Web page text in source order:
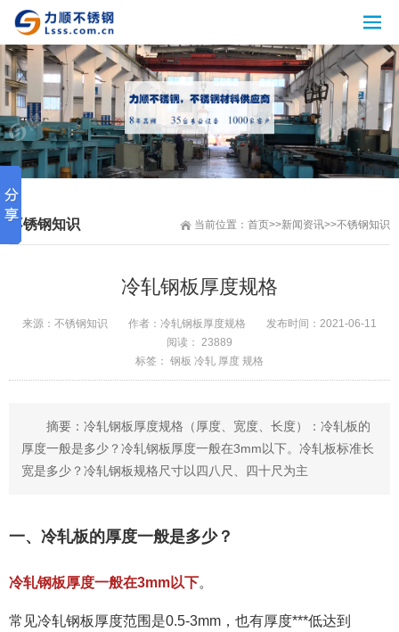
当前位置： 首页>>新闻资讯>>不锈钢知识
不锈钢知识
冷轧钢板厚度规格
来源： 不锈钢知识 作者： 冷轧钢板厚度规格 发布时间： 2021-06-11
阅读： 23889
标签： 钢板 冷轧 厚度 规格
摘要：冷轧钢板厚度规格（厚度、宽度、长度）：冷轧板的
厚度一般是多少？冷轧钢板厚度一般在3mm以下。冷轧板标准长
宽是多少？冷轧钢板规格尺寸以四八尺、四十尺为主
一、冷轧板的厚度一般是多少？
冷轧钢板厚度一般在3mm以下。
常见冷轧钢板厚度范围是0.5-3mm，也有厚度***低达到